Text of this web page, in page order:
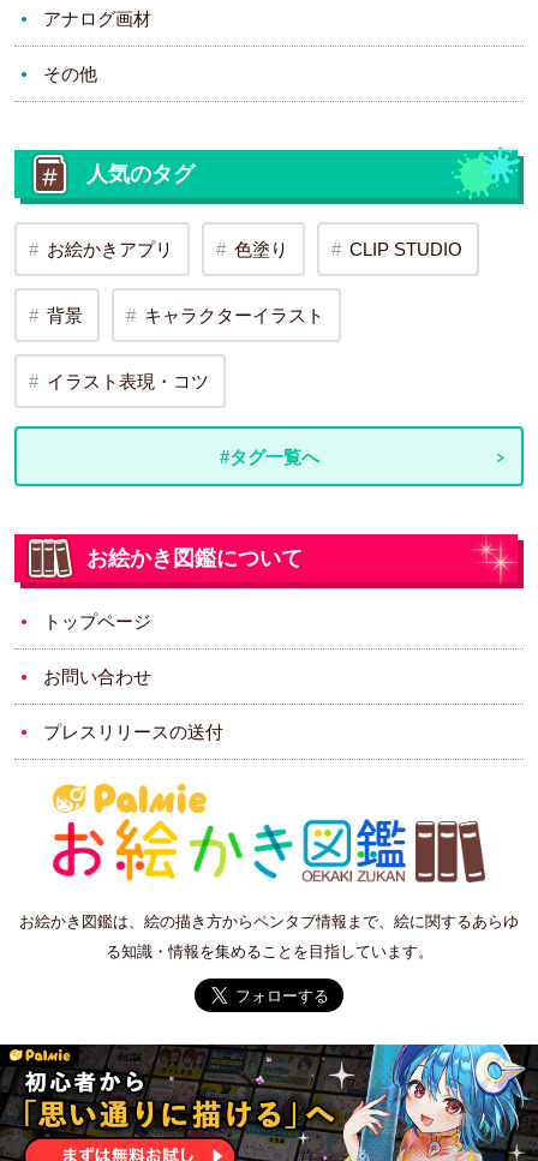
アナログ画材
その他
人気のタグ
お絵かきアプリ 色塗り CLIP STUDIO
背景 キャラクターイラスト
イラスト表現・コツ
#タグ一覧へ
お絵かき図鑑について
トップページ
お問い合わせ
プレスリリースの送付
お絵かき図鑑は、絵の描き方からペンタブ情報まで、絵に関するあらゆ
る知識・情報を集めることを目指しています。